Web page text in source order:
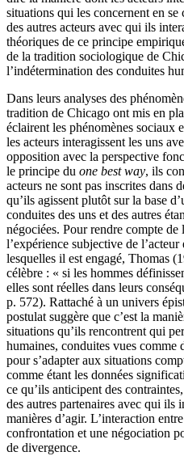
situations qui les concernent en
des autres acteurs avec qui ils
théoriques de ce principe
de la tradition sociologique de
l’indétermination des conduites
Dans leurs analyses des
tradition de Chicago ont mis en
éclairent les phénomènes sociaux
les acteurs interagissent les uns
opposition avec la perspective
le principe du one best way, ils
acteurs ne sont pas inscrites dans
qu’ils agissent plutôt sur la base
conduites des uns et des autres
négociées. Pour rendre compte
l’expérience subjective de
lesquelles il est engagé, Thomas
célèbre : « si les hommes
elles sont réelles dans leurs
p. 572). Rattaché à un univers
postulat suggère que c’est la
situations qu’ils rencontrent qui
humaines, conduites vues comme
pour s’adapter aux situations
comme étant les données
ce qu’ils anticipent des
des autres partenaires avec qui ils
manières d’agir. L’interaction
confrontation et une négociation
de divergence.